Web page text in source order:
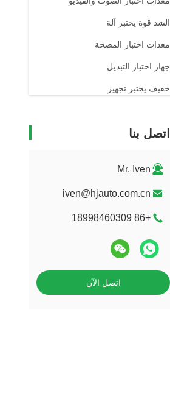
الشد قوة يختبر آلة
معدات اختبار المضخة
جهاز اختبار التبديل
خفيف يختبر تجهيز
معمل اختبار أداء الأجهزة
مقعد اختبار الإرسال
اتصل بنا
Mr. Iven
iven@hjauto.com.cn
+86 18998460309
اتصل الآن